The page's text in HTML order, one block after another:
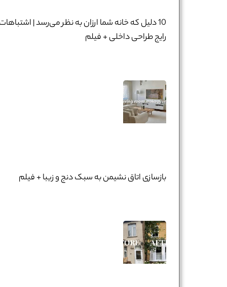
10 دلیل که خانه شما ارزان به نظر می‌رسد |
رایج طراحی داخلی + فیلم
بازسازی اتاق نشیمن به سبک دنج و زیبا + فیلم